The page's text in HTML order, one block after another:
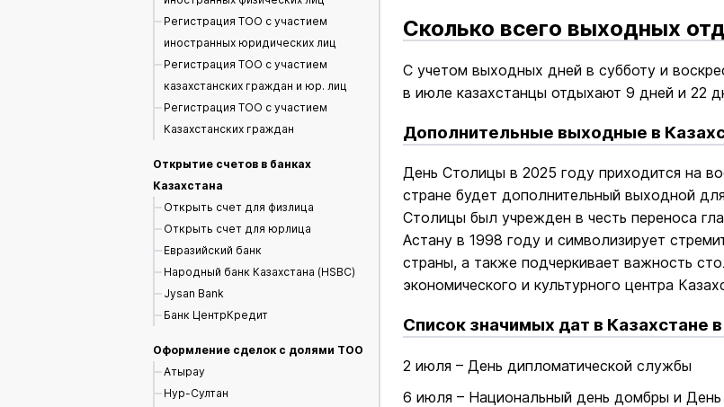
Регистрация ТОО с участием
иностранных юридических лиц
Регистрация ТОО с участием
казахстанских граждан и юр. лиц
Регистрация ТОО с участием
Казахстанских граждан
Открытие счетов в банках
Казахстана
Открыть счет для физлица
Открыть счет для юрлица
Евразийский банк
Народный банк Казахстана (HSBC)
Jysan Bank
Банк ЦентрКредит
Оформление сделок с долями ТОО
Атырау
Нур-Султан
Сколько всего выходных
С учетом выходных дней в субботу и
в июле казахстанцы отдыхают 9 дней и 22
Дополнительные выходные в
День Столицы в 2025 году приходится на
стране будет дополнительный выходной
Столицы был учрежден в честь переноса
Астану в 1998 году и символизирует
страны, а также подчеркивает важность
экономического и культурного центра
Список значимых дат в Казахстане
2 июля – День дипломатической службы
6 июля – Национальный день домбры и День